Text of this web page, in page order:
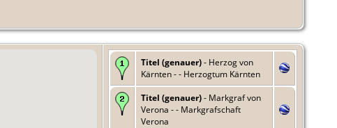
Titel (genauer)- Herzog von
Kärnten - - Herzogtum Kärnten
Titel (genauer)- Markgraf von
Verona - - Markgrafschaft
Verona